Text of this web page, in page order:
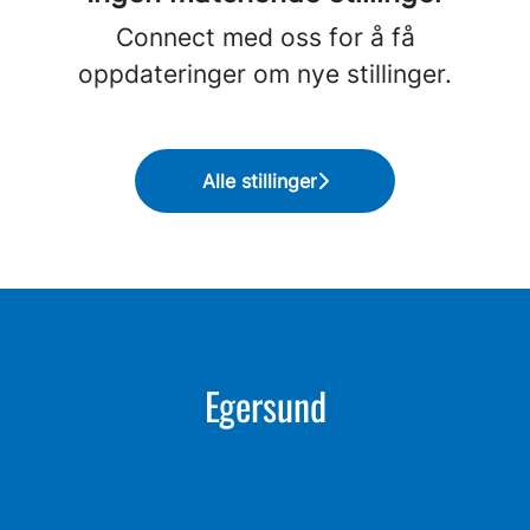
Connect med oss for å få
oppdateringer om nye stillinger.
Alle stillinger
Egersund